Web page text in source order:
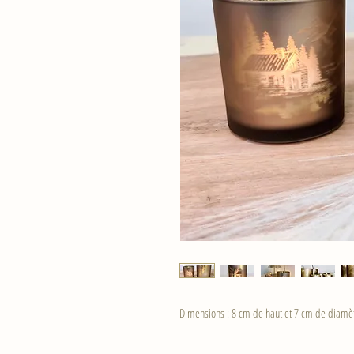
Dimensions : 8 cm de haut et 7 cm de